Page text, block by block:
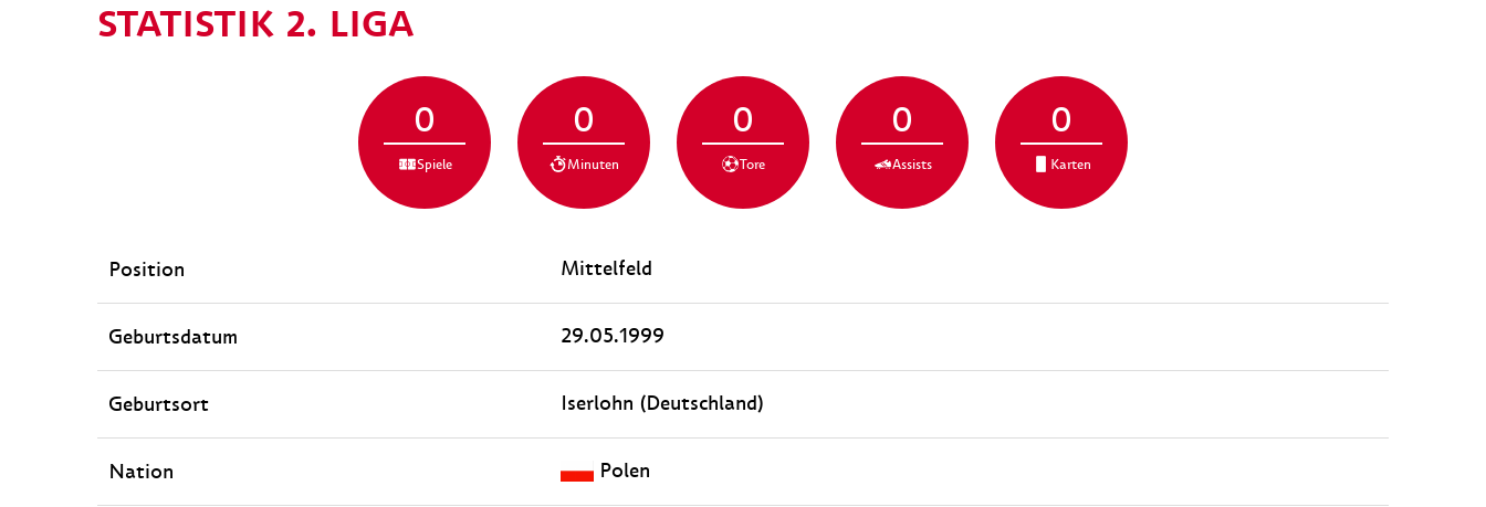
STATISTIK 2. LIGA
0
Spiele
0
Minuten
0
Tore
0
Assists
0
Karten
Position Mittelfeld
Geburtsdatum 29.05.1999
Geburtsort Iserlohn (Deutschland)
Nation Polen